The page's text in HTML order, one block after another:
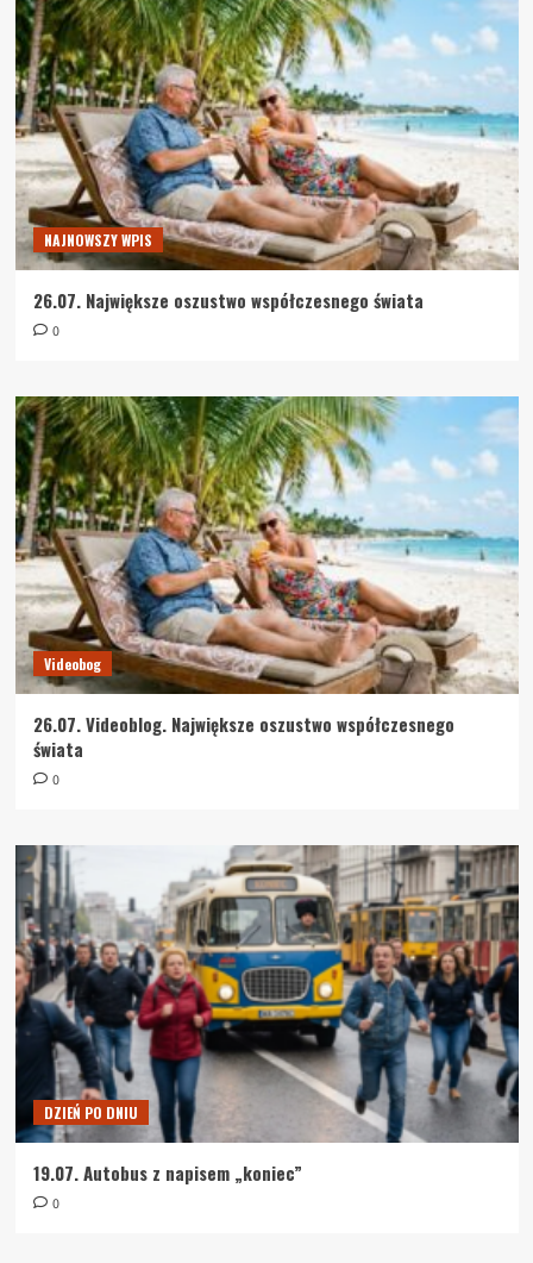
NAJNOWSZY WPIS
26.07. Największe oszustwo współczesnego świata
0
Videobog
26.07. Videoblog. Największe oszustwo współczesnego
świata
0
DZIEŃ PO DNIU
19.07. Autobus z napisem „koniec”
0